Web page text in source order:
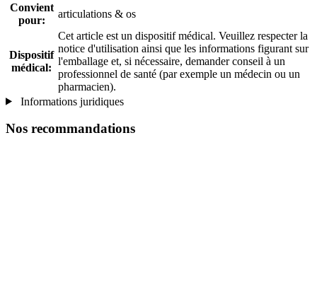
Convient
pour:
articulations & os
Dispositif
médical:
Cet article est un dispositif médical. Veuillez respecter la
notice d'utilisation ainsi que les informations figurant sur
l'emballage et, si nécessaire, demander conseil à un
professionnel de santé (par exemple un médecin ou un
pharmacien).
Informations juridiques
Nos recommandations